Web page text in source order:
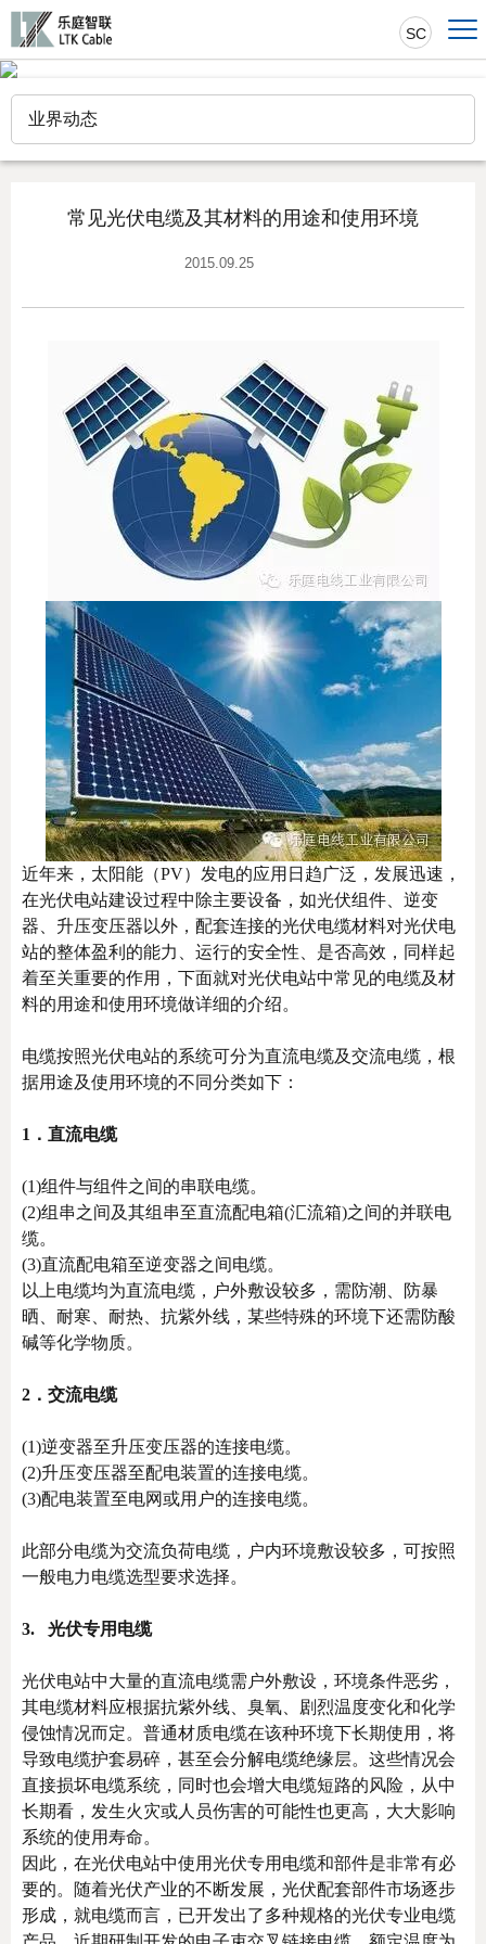
SC
业界动态
常见光伏电缆及其材料的用途和使用环境
2015.09.25
近年来，太阳能（PV）发电的应用日趋广泛，发展迅速，
在光伏电站建设过程中除主要设备，如光伏组件、逆变
器、升压变压器以外，配套连接的光伏电缆材料对光伏电
站的整体盈利的能力、运行的安全性、是否高效，同样起
着至关重要的作用，下面就对光伏电站中常见的电缆及材
料的用途和使用环境做详细的介绍。
电缆按照光伏电站的系统可分为直流电缆及交流电缆，根
据用途及使用环境的不同分类如下：
1．直流电缆
(1)组件与组件之间的串联电缆。
(2)组串之间及其组串至直流配电箱(汇流箱)之间的并联电
缆。
(3)直流配电箱至逆变器之间电缆。
以上电缆均为直流电缆，户外敷设较多，需防潮、防暴
晒、耐寒、耐热、抗紫外线，某些特殊的环境下还需防酸
碱等化学物质。
2．交流电缆
(1)逆变器至升压变压器的连接电缆。
(2)升压变压器至配电装置的连接电缆。
(3)配电装置至电网或用户的连接电缆。
此部分电缆为交流负荷电缆，户内环境敷设较多，可按照
一般电力电缆选型要求选择。
3. 光伏专用电缆
光伏电站中大量的直流电缆需户外敷设，环境条件恶劣，
其电缆材料应根据抗紫外线、臭氧、剧烈温度变化和化学
侵蚀情况而定。普通材质电缆在该种环境下长期使用，将
导致电缆护套易碎，甚至会分解电缆绝缘层。这些情况会
直接损坏电缆系统，同时也会增大电缆短路的风险，从中
长期看，发生火灾或人员伤害的可能性也更高，大大影响
系统的使用寿命。
因此，在光伏电站中使用光伏专用电缆和部件是非常有必
要的。随着光伏产业的不断发展，光伏配套部件市场逐步
形成，就电缆而言，已开发出了多种规格的光伏专业电缆